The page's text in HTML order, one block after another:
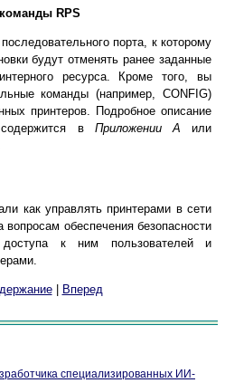
RPS
порта, к которому
будут отменять ранее заданные
ресурса. Кроме того, вы
команды (например, CONFIG)
принтеров. Подробное описание
в Приложении А или
как управлять принтерами в сети
вопросам обеспечения безопасности
доступа к ним пользователей и
| Вперед
специализированных ИИ-